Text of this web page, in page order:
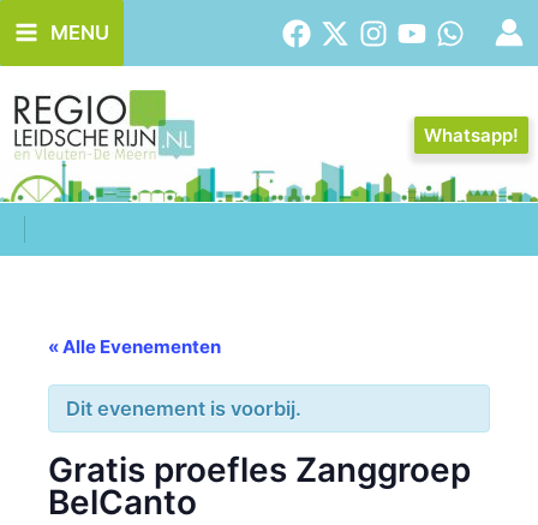
naar
de
inhoud
MENU
Whatsapp!
« Alle Evenementen
Dit evenement is voorbij.
Gratis proefles Zanggroep
BelCanto